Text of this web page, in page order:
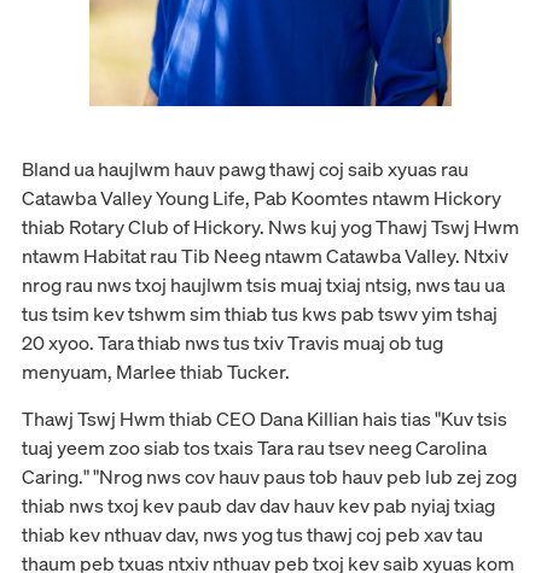
Bland ua haujlwm hauv pawg thawj coj saib xyuas rau
Catawba Valley Young Life, Pab Koomtes ntawm Hickory
thiab Rotary Club of Hickory. Nws kuj yog Thawj Tswj Hwm
ntawm Habitat rau Tib Neeg ntawm Catawba Valley. Ntxiv
nrog rau nws txoj haujlwm tsis muaj txiaj ntsig, nws tau ua
tus tsim kev tshwm sim thiab tus kws pab tswv yim tshaj
20 xyoo. Tara thiab nws tus txiv Travis muaj ob tug
menyuam, Marlee thiab Tucker.
Thawj Tswj Hwm thiab CEO Dana Killian hais tias "Kuv tsis
tuaj yeem zoo siab tos txais Tara rau tsev neeg Carolina
Caring." "Nrog nws cov hauv paus tob hauv peb lub zej zog
thiab nws txoj kev paub dav dav hauv kev pab nyiaj txiag
thiab kev nthuav dav, nws yog tus thawj coj peb xav tau
thaum peb txuas ntxiv nthuav peb txoj kev saib xyuas kom